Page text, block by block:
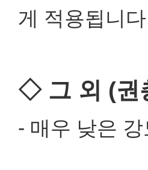
게 적용됩니
◇ 그 외 (권
- 매우 낮은